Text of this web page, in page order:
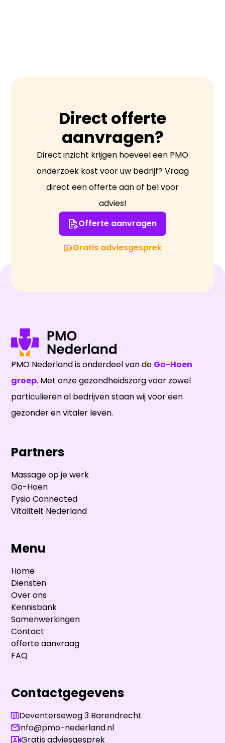
Direct offerte
aanvragen?
Direct inzicht krijgen hoeveel een PMO
onderzoek kost voor uw bedrijf? Vraag
direct een offerte aan of bel voor
advies!
Offerte aanvragen
Gratis adviesgesprek
PMO Nederland is onderdeel van de Go-Hoen
groep. Met onze gezondheidszorg voor zowel
particulieren al bedrijven staan wij voor een
gezonder en vitaler leven.
Menu
Home
Diensten
Over ons
Kennisbank
Samenwerkingen
Contact
offerte aanvraag
FAQ
Partners
Massage op je werk
Go-Hoen
Fysio Connected
Vitaliteit Nederland
Contactgegevens
Deventerseweg 3 Barendrecht
info@pmo-nederland.nl
Gratis adviesgesprek